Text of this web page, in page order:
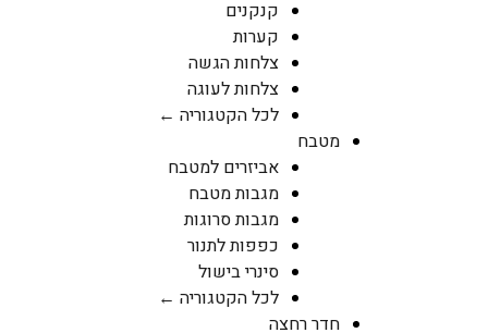
קנקנים
קערות
צלחות הגשה
צלחות לעוגה
לכל הקטגוריה ←
מטבח
אביזרים למטבח
מגבות מטבח
מגבות סרוגות
כפפות לתנור
סינרי בישול
לכל הקטגוריה ←
חדר רחצה